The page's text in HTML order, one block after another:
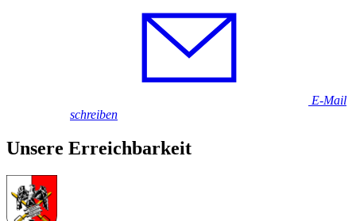
E-Mail
schreiben
Unsere Erreichbarkeit